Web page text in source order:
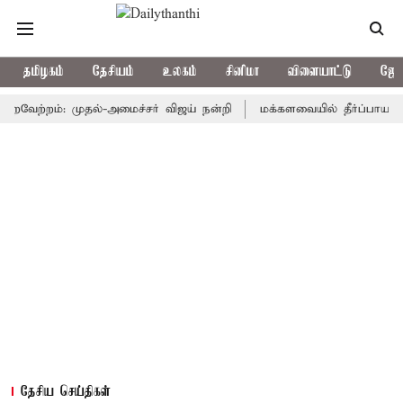
தமிழகம் தேசியம் உலகம் சினிமா விளையாட்டு
முதல்-அமைச்சர் விஜய் நன்றி மக்களவையில் தீர்ப்பாய
தேசிய செய்திகள்